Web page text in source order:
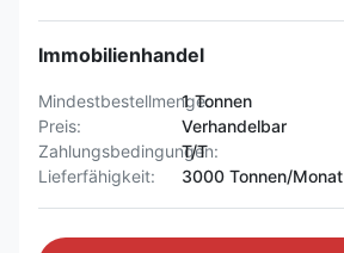
Immobilienhandel
Mindestbestellmenge:1 Tonnen
Preis:
Verhandelbar
Zahlungsbedingungen:
T/T
Lieferfähigkeit:
3000 Tonnen/Monat